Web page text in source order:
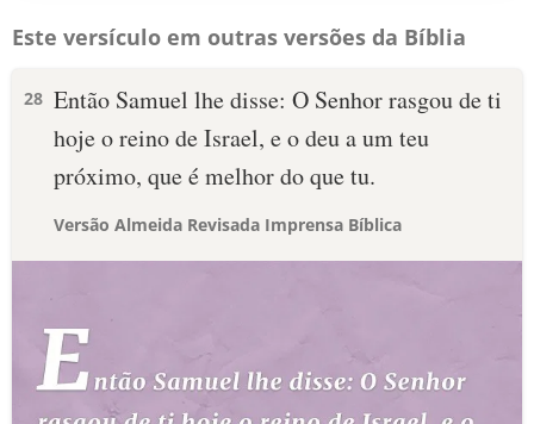
Este versículo em outras versões da Bíblia
28 Então Samuel lhe disse: O Senhor rasgou de ti
hoje o reino de Israel, e o deu a um teu
próximo, que é melhor do que tu.
Versão Almeida Revisada Imprensa Bíblica